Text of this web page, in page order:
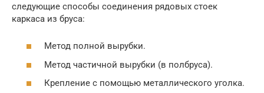
следующие способы соединения рядовых стоек
каркаса из бруса:
Метод полной вырубки.
Метод частичной вырубки (в полбруса).
Крепление с помощью металлического уголка.